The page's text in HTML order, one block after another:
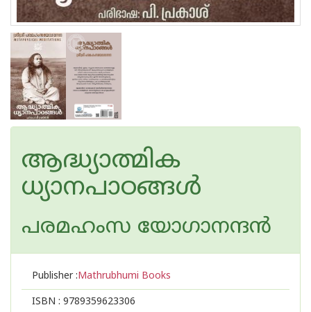
ആദ്ധ്യാത്മിക
ധ്യാനപാഠങ്ങള്‍
പരമഹംസ യോഗാനന്ദന്‍
Publisher :Mathrubhumi Books
ISBN : 9789359623306